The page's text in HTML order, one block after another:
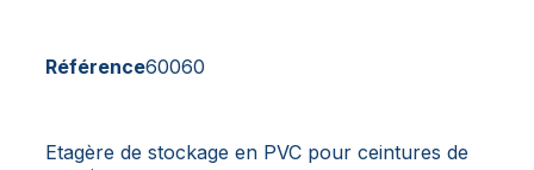
Référence60060
Etagère de stockage en PVC pour ceintures de